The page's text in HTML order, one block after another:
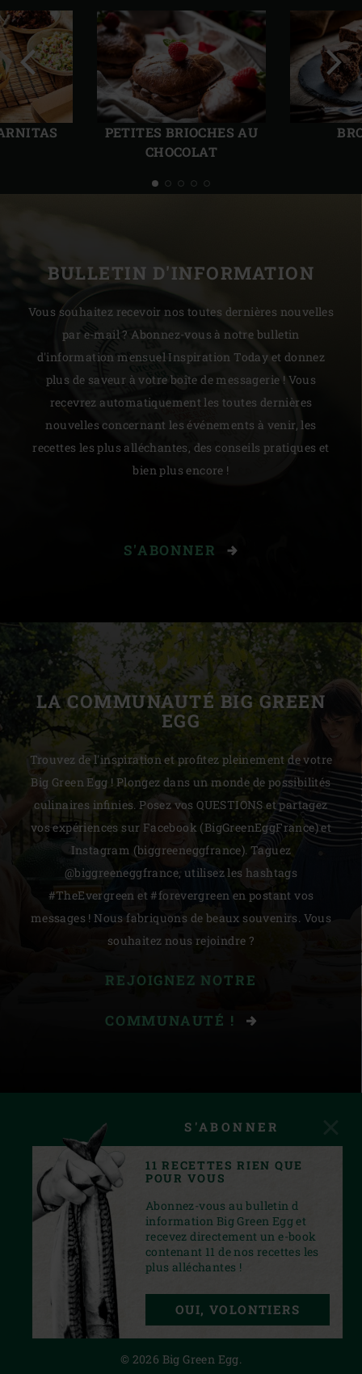
PETITES BRIOCHES AU
CHOCOLAT
Diapo
précédente
BULLETIN D'INFORMATION
Vous souhaitez recevoir nos toutes dernières nouvelles
par e-mail ? Abonnez-vous à notre bulletin
d'information mensuel Inspiration Today et donnez
plus de saveur à votre boîte de messagerie ! Vous
recevrez automatiquement les toutes dernières
nouvelles concernant les événements à venir, les
recettes les plus alléchantes, des conseils pratiques et
bien plus encore !
S'ABONNER
LA COMMUNAUTÉ BIG GREEN
EGG
Trouvez de l'inspiration et profitez pleinement de votre
Big Green Egg ! Plongez dans un monde de possibilités
culinaires infinies. Posez vos QUESTIONS et partagez
vos expériences sur Facebook (BigGreenEggFrance) et
Instagram (biggreeneggfrance). Taguez
@biggreeneggfrance, utilisez les hashtags
#TheEvergreen et #forevergreen en postant vos
messages ! Nous fabriquons de beaux souvenirs. Vous
souhaitez nous rejoindre ?
REJOIGNEZ NOTRE
COMMUNAUTÉ !
PRIVACY STATEMENT
© 2026 Big Green Egg.
S'ABONNER
11 RECETTES RIEN QUE
POUR VOUS
Abonnez-vous au bulletin d
information Big Green Egg et
recevez directement un e-book
contenant 11 de nos recettes les
plus alléchantes !
OUI, VOLONTIERS